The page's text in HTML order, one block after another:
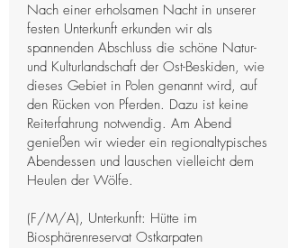
Nach einer erholsamen Nacht in unserer
festen Unterkunft erkunden wir als
spannenden Abschluss die schöne Natur-
und Kulturlandschaft der Ost-Beskiden, wie
dieses Gebiet in Polen genannt wird, auf
den Rücken von Pferden. Dazu ist keine
Reiterfahrung notwendig. Am Abend
genießen wir wieder ein regionaltypisches
Abendessen und lauschen vielleicht dem
Heulen der Wölfe.
(F/M/A), Unterkunft: Hütte im
Biosphärenreservat Ostkarpaten